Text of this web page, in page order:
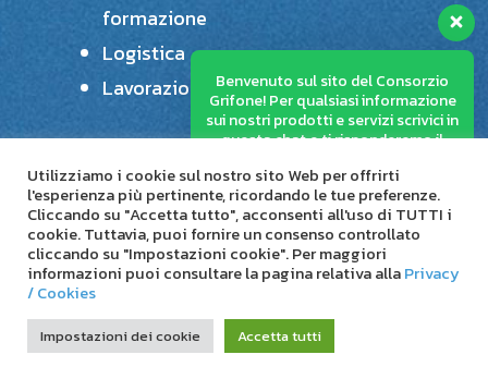
formazione
Logistica
Lavorazioni plastiche speciali
© 2026 Consorzio Stabile Grifone.
linkedin
Utilizziamo i cookie sul nostro sito Web per offrirti
l'esperienza più pertinente, ricordando le tue preferenze.
Cliccando su "Accetta tutto", acconsenti all'uso di TUTTI i
cookie. Tuttavia, puoi fornire un consenso controllato
cliccando su "Impostazioni cookie". Per maggiori
informazioni puoi consultare la pagina relativa allaPrivacy
/ Cookies
Impostazioni dei cookie Accetta tutti
Benvenuto sul sito del Consorzio
Grifone! Per qualsiasi informazione
sui nostri prodotti e servizi scrivici in
questa chat e ti risponderemo il